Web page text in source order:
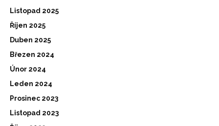
Listopad 2025
Říjen 2025
Duben 2025
Březen 2024
Únor 2024
Leden 2024
Prosinec 2023
Listopad 2023